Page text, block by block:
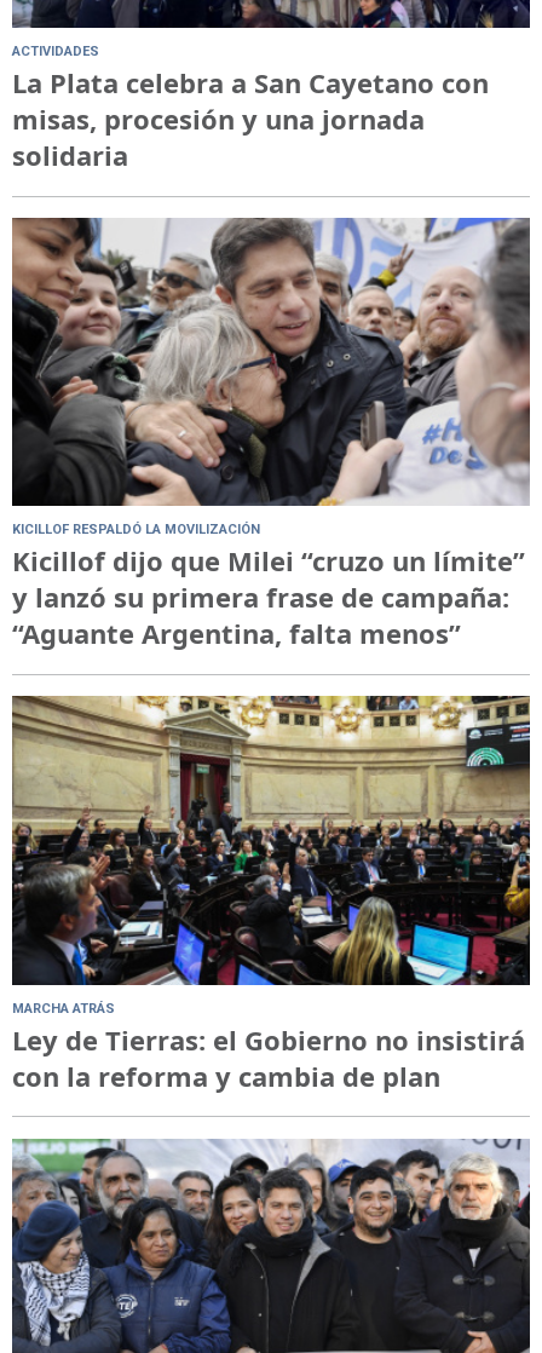
ACTIVIDADES
La Plata celebra a San Cayetano con
misas, procesión y una jornada
solidaria
KICILLOF RESPALDÓ LA MOVILIZACIÓN
Kicillof dijo que Milei “cruzo un límite”
y lanzó su primera frase de campaña:
“Aguante Argentina, falta menos”
MARCHA ATRÁS
Ley de Tierras: el Gobierno no insistirá
con la reforma y cambia de plan